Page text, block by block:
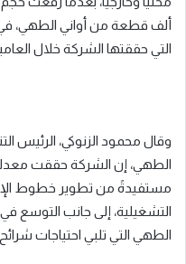
ألف قطعة من أواني الطهي،
التي حققتها الشركة خلال
وقال محمود الزنوكي، الرئيس
الطهي، إن الشركة حققت
مستفيدةً من تطوير خطوط
التشغيلية، إلى جانب التوسع
الطهي التي تلبي احتياجات